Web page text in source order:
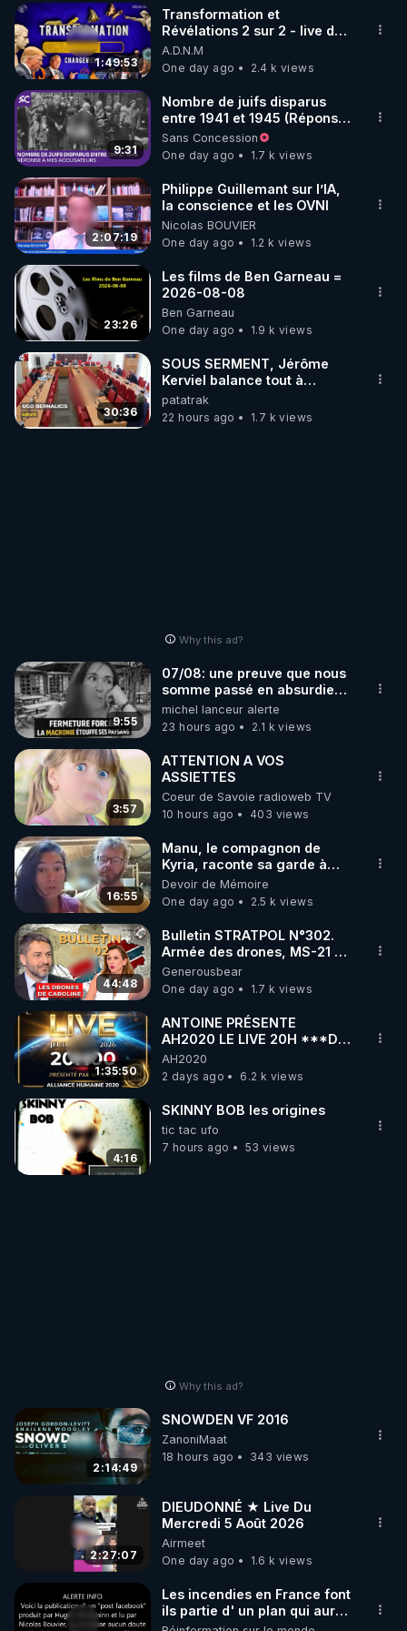
▶ 30 jours gratuit sur l’application de méditation et
de bien-être ENVOL :
Rendez-vous sur https://www.envol.app/code
le code : REGENERE
1:49:53
Transformation et
Révélations 2 sur 2 - live du
07/08/26
A.D.N.M
One day ago
2.4 k views
9:31
Nombre de juifs disparus
entre 1941 et 1945 (Réponse
à mes accusateurs)
Sans Concession
One day ago
1.7 k views
2:07:19
Philippe Guillemant sur l’IA,
la conscience et les OVNI
Nicolas BOUVIER
One day ago
1.2 k views
23:26
Les films de Ben Garneau =
2026-08-08
Ben Garneau
One day ago
1.9 k views
30:36
SOUS SERMENT, Jérôme
Kerviel balance tout à
l'Assemblée !
patatrak
22 hours ago
1.7 k views
Why this ad?
9:55
07/08: une preuve que nous
somme passé en absurdie
une dictature qui veut faire
taire ses opposant !
michel lanceur alerte
23 hours ago
2.1 k views
3:57
ATTENTION A VOS
ASSIETTES
Coeur de Savoie radioweb TV
10 hours ago
403 views
16:55
Manu, le compagnon de
Kyria, raconte sa garde à
vue musclée. PARTAGEZ!
Devoir de Mémoire
One day ago
2.5 k views
44:48
Bulletin STRATPOL N°302.
Armée des drones, MS-21 en
série, missiles coréens.
07.08.2026.
Generousbear
One day ago
1.7 k views
1:35:50
ANTOINE PRÉSENTE
AH2020 LE LIVE 20H ***DU
06/08/2026***
AH2020
2 days ago
6.2 k views
4:16
SKINNY BOB les origines
tic tac ufo
7 hours ago
53 views
Why this ad?
2:14:49
SNOWDEN VF 2016
ZanoniMaat
18 hours ago
343 views
2:27:07
DIEUDONNÉ ★ Live Du
Mercredi 5 Août 2026
Airmeet
One day ago
1.6 k views
Les incendies en France font
ils partie d' un plan qui aurait
débuté le 11 septembre 2001